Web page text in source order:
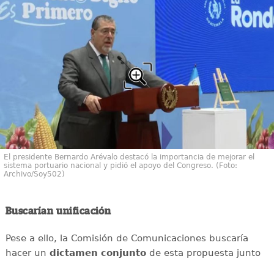
El presidente Bernardo Arévalo destacó la importancia de mejorar el
sistema portuario nacional y pidió el apoyo del Congreso. (Foto:
Archivo/Soy502)
Buscarían unificación
Pese a ello, la Comisión de Comunicaciones buscaría
hacer un dictamen conjuntode esta propuesta junto